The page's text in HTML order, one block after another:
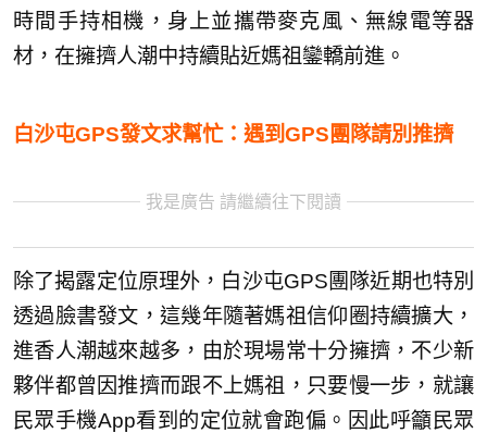
時間手持相機，身上並攜帶麥克風、無線電等器
材，在擁擠人潮中持續貼近媽祖鑾轎前進。
白沙屯GPS發文求幫忙：遇到GPS團隊請別推擠
我是廣告 請繼續往下閱讀
除了揭露定位原理外，白沙屯GPS團隊近期也特別
透過臉書發文，這幾年隨著媽祖信仰圈持續擴大，
進香人潮越來越多，由於現場常十分擁擠，不少新
夥伴都曾因推擠而跟不上媽祖，只要慢一步，就讓
民眾手機App看到的定位就會跑偏。因此呼籲民眾